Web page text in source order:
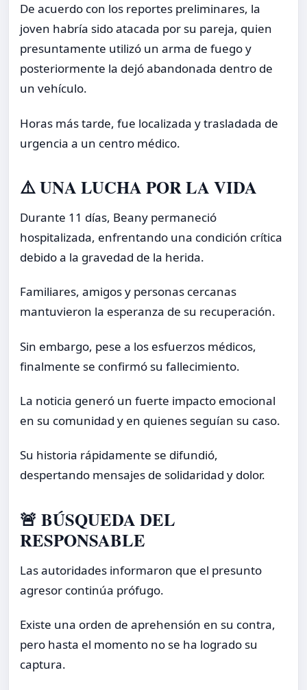
De acuerdo con los reportes preliminares, la
joven habría sido atacada por su pareja, quien
presuntamente utilizó un arma de fuego y
posteriormente la dejó abandonada dentro de
un vehículo.
Horas más tarde, fue localizada y trasladada de
urgencia a un centro médico.
⚠️ UNA LUCHA POR LA VIDA
Durante 11 días, Beany permaneció
hospitalizada, enfrentando una condición crítica
debido a la gravedad de la herida.
Familiares, amigos y personas cercanas
mantuvieron la esperanza de su recuperación.
Sin embargo, pese a los esfuerzos médicos,
finalmente se confirmó su fallecimiento.
La noticia generó un fuerte impacto emocional
en su comunidad y en quienes seguían su caso.
Su historia rápidamente se difundió,
despertando mensajes de solidaridad y dolor.
🚨 BÚSQUEDA DEL
RESPONSABLE
Las autoridades informaron que el presunto
agresor continúa prófugo.
Existe una orden de aprehensión en su contra,
pero hasta el momento no se ha logrado su
captura.